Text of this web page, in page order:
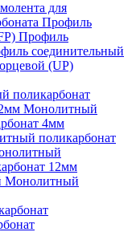
для
Профиль
Профиль
соединительный
(UP)
поликарбонат
Монолитный
4мм
поликарбонат
12мм
Монолитный